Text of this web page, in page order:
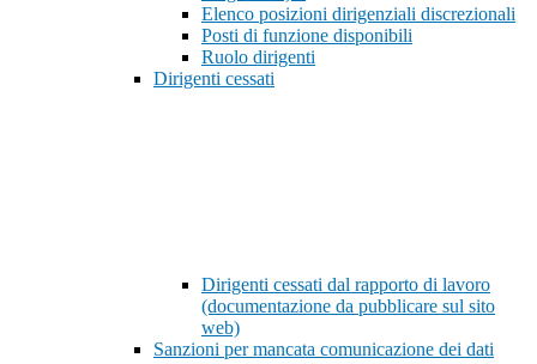
Elenco posizioni dirigenziali discrezionali
Posti di funzione disponibili
Ruolo dirigenti
Dirigenti cessati
Dirigenti cessati dal rapporto di lavoro
(documentazione da pubblicare sul sito
web)
Sanzioni per mancata comunicazione dei dati